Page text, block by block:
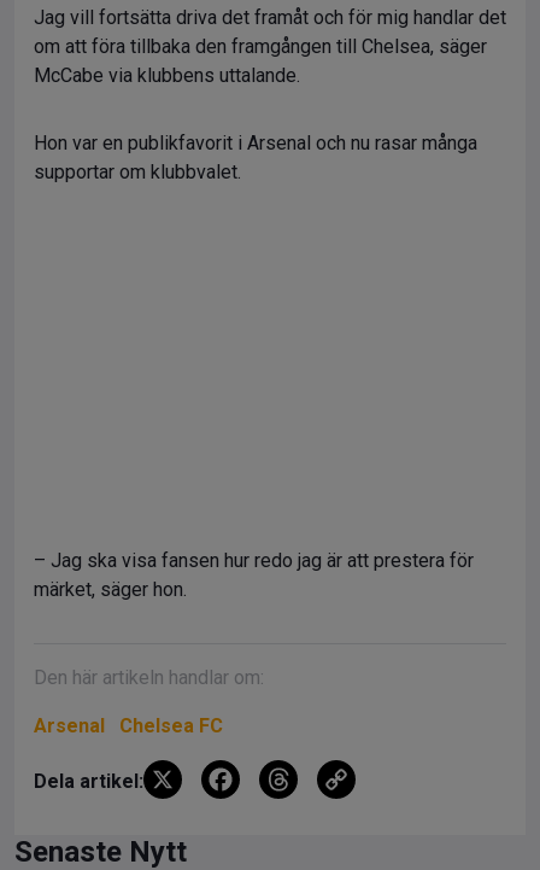
Jag vill fortsätta driva det framåt och för mig handlar det
om att föra tillbaka den framgången till Chelsea, säger
McCabe via klubbens uttalande.
Hon var en publikfavorit i Arsenal och nu rasar många
supportar om klubbvalet.
– Jag ska visa fansen hur redo jag är att prestera för
märket, säger hon.
Den här artikeln handlar om:
Arsenal Chelsea FC
Dela artikel: X
F
T
Senaste Nytt